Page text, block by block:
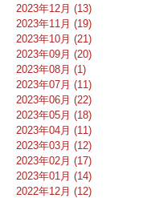
2023年12月 (13)
2023年11月 (19)
2023年10月 (21)
2023年09月 (20)
2023年08月 (1)
2023年07月 (11)
2023年06月 (22)
2023年05月 (18)
2023年04月 (11)
2023年03月 (12)
2023年02月 (17)
2023年01月 (14)
2022年12月 (12)